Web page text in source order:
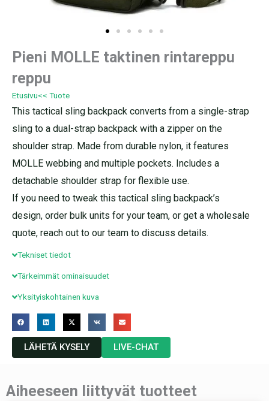
Pieni MOLLE taktinen rintareppu
reppu
Etusivu<< Tuote
This tactical sling backpack converts from a single-strap
sling to a dual-strap backpack with a zipper on the
shoulder strap. Made from durable nylon, it features
MOLLE webbing and multiple pockets. Includes a
detachable shoulder strap for flexible use.
If you need to tweak this tactical sling backpack’s
design, order bulk units for your team, or get a wholesale
quote, reach out to our team to discuss details.
Tekniset tiedot
Tärkeimmät ominaisuudet
Yksityiskohtainen kuva
LÄHETÄ KYSELY LIVE-CHAT
Aiheeseen liittyvät tuotteet